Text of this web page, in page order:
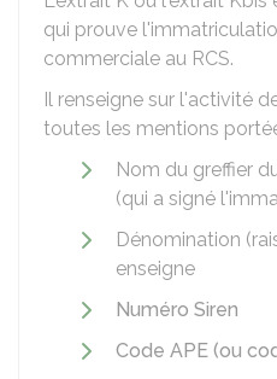
qui prouve
commerciale au RCS.
Il renseigne sur l'activité
toutes les mentions
Nom du greffier
(qui a signé
Dénomination
enseigne
Numéro Siren
Code APE (ou